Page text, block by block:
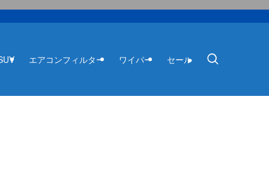
エアコンフィルター ワイパー セール